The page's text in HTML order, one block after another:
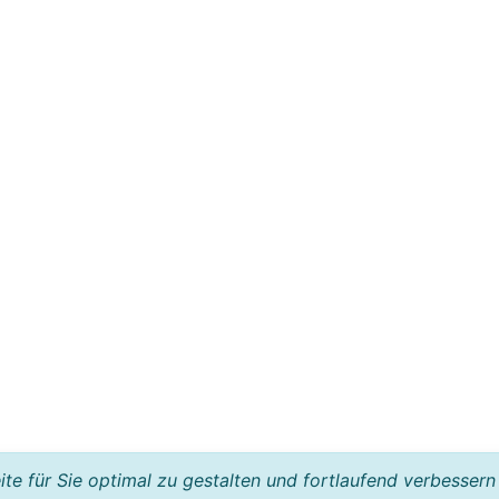
für Sie optimal zu gestalten und fortlaufend